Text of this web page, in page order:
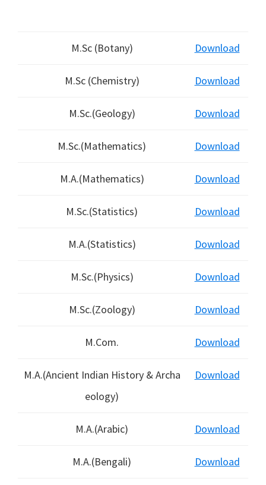
M.Sc (Botany) Download
M.Sc (Chemistry) Download
M.Sc.(Geology) Download
M.Sc.(Mathematics) Download
M.A.(Mathematics) Download
M.Sc.(Statistics) Download
M.A.(Statistics) Download
M.Sc.(Physics) Download
M.Sc.(Zoology) Download
M.Com. Download
M.A.(Ancient Indian History & Archa
eology)
Download
M.A.(Arabic) Download
M.A.(Bengali) Download